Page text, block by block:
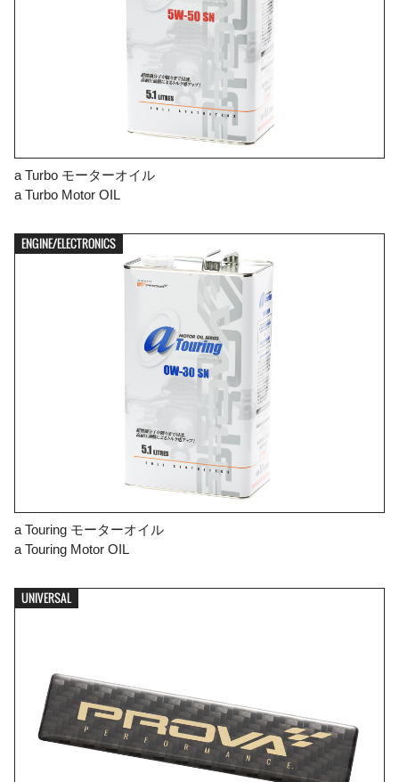
a Turbo モーターオイル
a Turbo Motor OIL
ENGINE/ELECTRONICS
a Touring モーターオイル
a Touring Motor OIL
UNIVERSAL